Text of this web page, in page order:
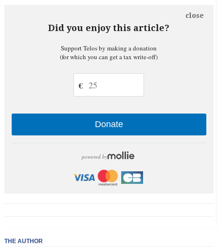
Did you enjoy this article?
close
Support Telos by making a donation
(for which you can get a tax write-off)
€
Donate
powered by
THE AUTHOR